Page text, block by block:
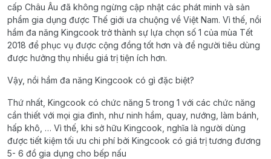
cấp Châu Âu đã không ngừng cập nhật các phát minh và sản
phẩm gia dụng được Thế giới ưa chuộng về Việt Nam. Vì thế, nồi
hầm đa năng Kingcook trở thành sự lựa chọn số 1 của mùa Tết
2018 để phục vụ được cộng đồng tốt hơn và để người tiêu dùng
được hưởng thụ nhiều giá trị tiện ích hơn.
Vậy, nồi hầm đa năng Kingcook có gì đặc biệt?
Thứ nhất, Kingcook có chức năng 5 trong 1 với các chức năng
cần thiết với mọi gia đình, như ninh hầm, quay, nướng, làm bánh,
hấp khô, … Vì thế, khi sở hữu Kingcook, nghĩa là người dùng
được tiết kiệm tối ưu chi phí bởi Kingcook có giá trị tương đương
5- 6 đồ gia dụng cho bếp nấu